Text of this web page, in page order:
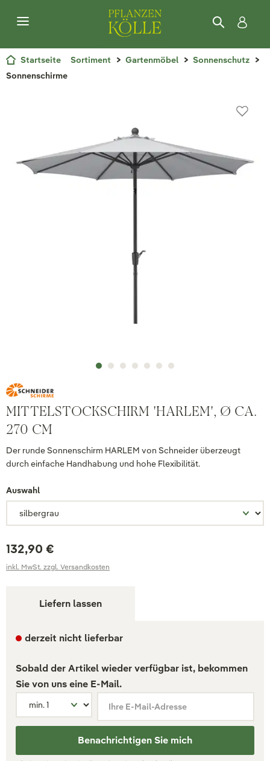
Startseite Sortiment Gartenmöbel
Sonnenschutz
Sonnenschirme
MITTELSTOCKSCHIRM 'HARLEM', Ø CA.
270 CM
Der runde Sonnenschirm HARLEM von Schneider überzeugt
durch einfache Handhabung und hohe Flexibilität.
Auswahl
132,90 €
inkl. MwSt. zzgl. Versandkosten
Liefern lassen
derzeit nicht lieferbar
Sobald der Artikel wieder verfügbar ist, bekommen
Sie von uns eine E-Mail.
Ihre E-Mail-Adresse
Benachrichtigen Sie mich